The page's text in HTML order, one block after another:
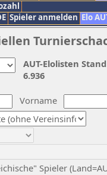
Spieler anmelden Elo
Vorname
Spieler
AUT-Elolisten
6.936